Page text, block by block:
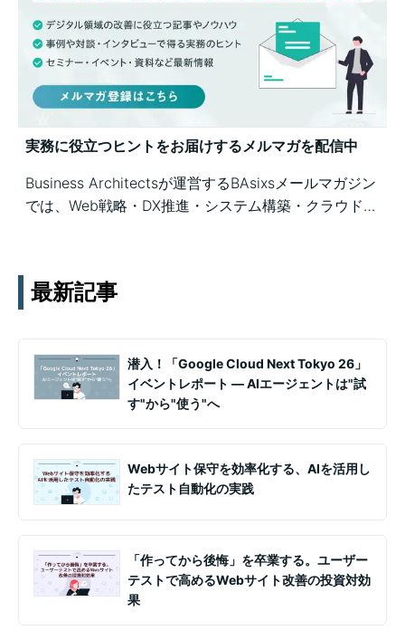
実務に役立つヒントをお届けするメルマガを配信中
Business Architectsが運営するBAsixsメールマガジン
では、Web戦略・DX推進・システム構築・クラウド活
最新記事
潜入！「Google Cloud Next Tokyo 26」
イベントレポート ― AIエージェントは"試
す"から"使う"へ
Webサイト保守を効率化する、AIを活用し
たテスト自動化の実践
「作ってから後悔」を卒業する。ユーザー
テストで高めるWebサイト改善の投資対効
果